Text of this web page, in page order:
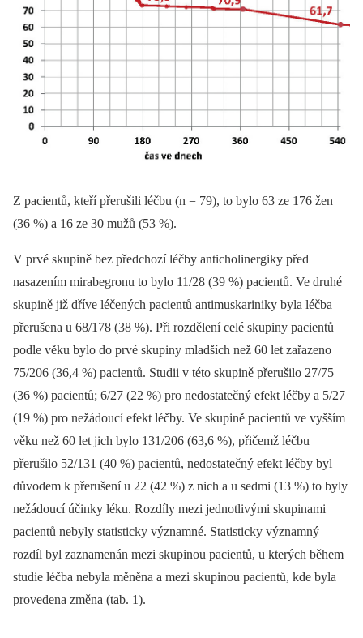
Z pacientů, kteří přerušili léčbu (n = 79), to bylo 63 ze 176 žen
(36 %) a 16 ze 30 mužů (53 %).
V prvé skupině bez předchozí léčby anticholinergiky před
nasazením mirabegronu to bylo 11/28 (39 %) pacientů. Ve druhé
skupině již dříve léčených pacientů antimuskariniky byla léčba
přerušena u 68/178 (38 %). Při rozdělení celé skupiny pacientů
podle věku bylo do prvé skupiny mladších než 60 let zařazeno
75/206 (36,4 %) pacientů. Studii v této skupině přerušilo 27/75
(36 %) pacientů; 6/27 (22 %) pro nedostatečný efekt léčby a 5/27
(19 %) pro nežádoucí efekt léčby. Ve skupině pacientů ve vyšším
věku než 60 let jich bylo 131/206 (63,6 %), přičemž léčbu
přerušilo 52/131 (40 %) pacientů, nedostatečný efekt léčby byl
důvodem k přerušení u 22 (42 %) z nich a u sedmi (13 %) to byly
nežádoucí účinky léku. Rozdíly mezi jednotlivými skupinami
pacientů nebyly statisticky významné. Statisticky významný
rozdíl byl zaznamenán mezi skupinou pacientů, u kterých během
studie léčba nebyla měněna a mezi skupinou pacientů, kde byla
provedena změna (tab. 1).